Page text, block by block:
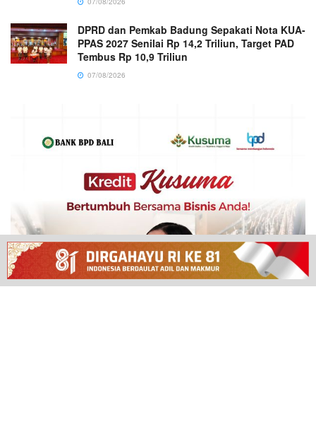
DPRD dan Pemkab Badung Sepakati Nota KUA-
PPAS 2027 Senilai Rp 14,2 Triliun, Target PAD
Tembus Rp 10,9 Triliun
07/08/2026